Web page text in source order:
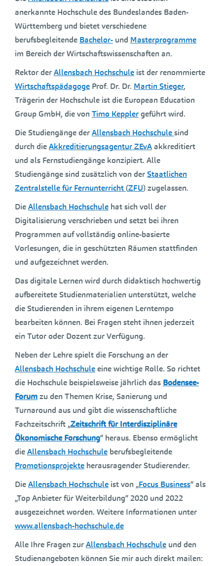
anerkannte Hochschule des Bundeslandes Baden-
Württemberg und bietet verschiedene
berufsbegleitende Bachelor- und Masterprogramme
im Bereich der Wirtschaftswissenschaften an.
Rektor derAllensbach Hochschule ist der renommierte
Wirtschaftspädagoge Prof. Dr. Dr. Martin Stieger,
Trägerin der Hochschule ist die European Education
Group GmbH, die von Timo Kepplergeführt wird.
Die Studiengänge derAllensbach Hochschulesind
durch dieAkkreditierungsagentur ZEvAakkreditiert
und als Fernstudiengänge konzipiert. Alle
Studiengänge sind zusätzlich von derStaatlichen
Zentralstelle für Fernunterricht (ZFU) zugelassen.
DieAllensbach Hochschule hat sich voll der
Digitalisierung verschrieben und setzt bei ihren
Programmen auf vollständig online-basierte
Vorlesungen, die in geschützten Räumen stattfinden
und aufgezeichnet werden.
Das digitale Lernen wird durch didaktisch hochwertig
aufbereitete Studienmaterialien unterstützt, welche
die Studierenden in ihrem eigenen Lerntempo
bearbeiten können. Bei Fragen steht ihnen jederzeit
ein Tutor oder Dozent zur Verfügung.
Neben der Lehre spielt die Forschung an der
Allensbach Hochschuleeine wichtige Rolle. So richtet
die Hochschule beispielsweise jährlich das Bodensee-
Forumzu den Themen Krise, Sanierung und
Turnaround aus und gibt die wissenschaftliche
Fachzeitschrift „Zeitschrift für Interdisziplinäre
Ökonomische Forschung“ heraus. Ebenso ermöglicht
dieAllensbach Hochschule berufsbegleitende
Promotionsprojekte herausragender Studierender.
DieAllensbach Hochschule ist von „Focus Business“ als
„Top Anbieter für Weiterbildung“ 2020 und 2022
ausgezeichnet worden. Weitere Informationen unter
www.allensbach-hochschule.de
Alle Ihre Fragen zurAllensbach Hochschule und den
Studienangeboten können Sie mir auch direkt mailen: